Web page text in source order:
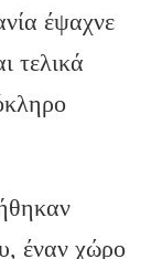
έψαχνε
τελικά
έναν χώρο